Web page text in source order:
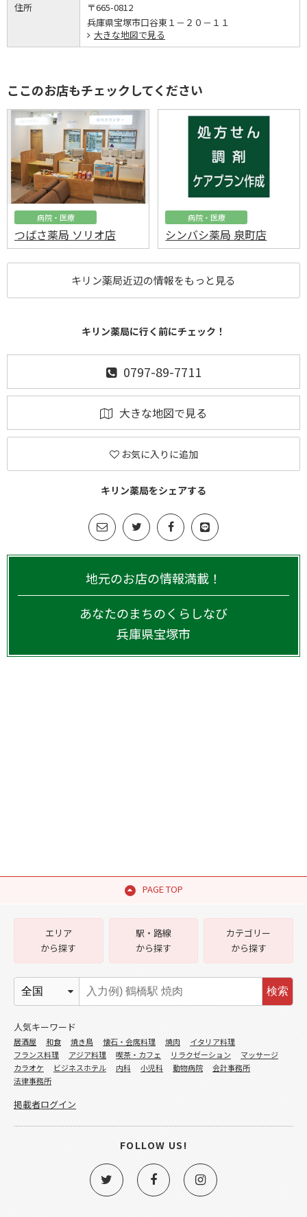
住所
〒665-0812
兵庫県宝塚市口谷東１－２０－１１
大きな地図で見る
ここのお店もチェックしてください
病院・医療
つばさ薬局 ソリオ店
病院・医療
シンバシ薬局 泉町店
キリン薬局近辺の情報をもっと見る
キリン薬局に行く前にチェック！
0797-89-7711
大きな地図で見る
お気に入りに追加
キリン薬局をシェアする
地元のお店の情報満載！
あなたのまちのくらしなび
兵庫県宝塚市
PAGE TOP
エリア
から探す
駅・路線
から探す
カテゴリー
から探す
検索
人気キーワード
居酒屋 和食 焼き鳥 懐石・会席料理 焼肉
イタリア料理
フランス料理
アジア料理 喫茶・カフェ リラクゼーション
マッサージ
カラオケ
ビジネスホテル 内科 小児科 動物病院
会計事務所
法律事務所
掲載者ログイン
FOLLOW US!